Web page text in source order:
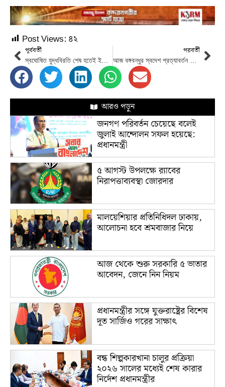
Post Views: ৪২
পূর্ববর্তী পরবর্তী
আরও পড়ুন
জনগণ পরিবর্তন চেয়েছে বলেই
জুলাই আন্দোলন সফল হয়েছে:
প্রধানমন্ত্রী
৫ আগস্ট উপলক্ষে র‌্যাবের
নিরাপত্তাব্যবস্থা জোরদার
মালয়েশিয়ার প্রতিনিধিদল ঢাকায়,
আলোচনা হবে শ্রমবাজার নিয়ে
আজ থেকে শুরু সরকারি ৫ ভাতার
আবেদন, জেনে নিন নিয়ম
প্রধানমন্ত্রীর সঙ্গে যুক্তরাষ্ট্রের বিশেষ
দূত সার্জিও গরের সাক্ষাৎ
বন্ধ শিল্পকারখানা চালুর প্রক্রিয়া
২০২৬ সালের মধ্যেই শেষ কারার
নির্দেশ প্রধানমন্ত্রীর